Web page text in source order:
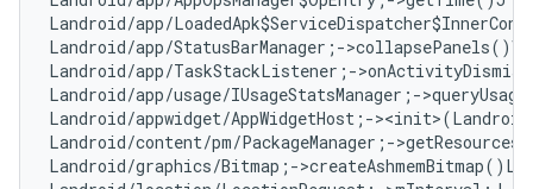
Landroid/app/
Landroid/app/StatusBarManager;->collapsePanels()V
Landroid/app/TaskStackListener;-
Landroid/app/usage/IUsageStatsManager;-
Landroid/appwidget/AppWidgetHost;-
Landroid/content/pm/PackageManager;-
Landroid/graphics/Bitmap;-